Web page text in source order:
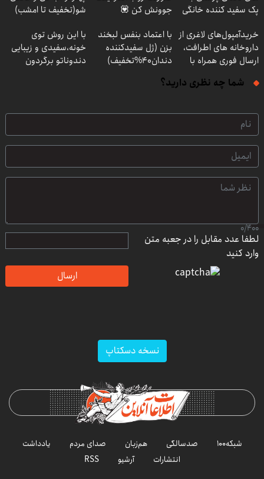
پک سفید کننده خانگی
جوونش کن 💟
شو(تخفیف تا امشب)
خریدآمپول‌های لاغری از
داروخانه های اطرافت،
ارسال فوری همراه با
با اعتماد بنفس لبخند
بزن (ژل سفیدکننده
دندان40%تخفیف)
با این روش توی
خونه،سفیدی و زیبایی
دندوناتو برگردون
شما چه نظری دارید؟
0/400
لطفا عدد مقابل را در جعبه متن
وارد کنید
ارسال
نسخه دسکتاپ
شبکه۱۰۰ صدسالگی هم‌زبان صدای مردم
یادداشت
انتشارات
آرشیو RSS